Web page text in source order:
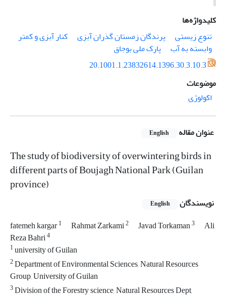
کلیدواژه‌ها
تنوع زیستی
پرندگان زمستان گذران آبزی
کنار آبزی و کمتر
وابسته به آب
پارک ملی بوجاق
20.1001.1.23832614.1396.30.3.10.3
موضوعات
اکولوژی
عنوان مقاله English
The study of biodiversity of overwintering birds in
different parts of Boujagh National Park (Guilan
province)
نویسندگان English
fatemeh kargar1 Rahmat Zarkami2 Javad Torkaman3
Ali
Reza Bahri4
1university of Guilan
2Department of Environmental Sciences, Natural Resources
Group, University of Guilan
3Division of the Forestry science, Natural Resources Dept,